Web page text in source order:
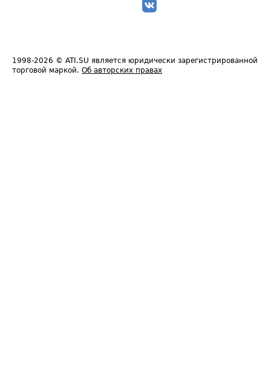
1998-2026 © ATI.SU является юридически зарегистрированной
торговой маркой. Об авторских правах